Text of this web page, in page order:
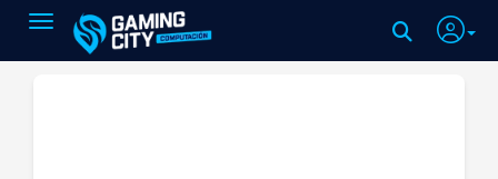
Toggle navigation